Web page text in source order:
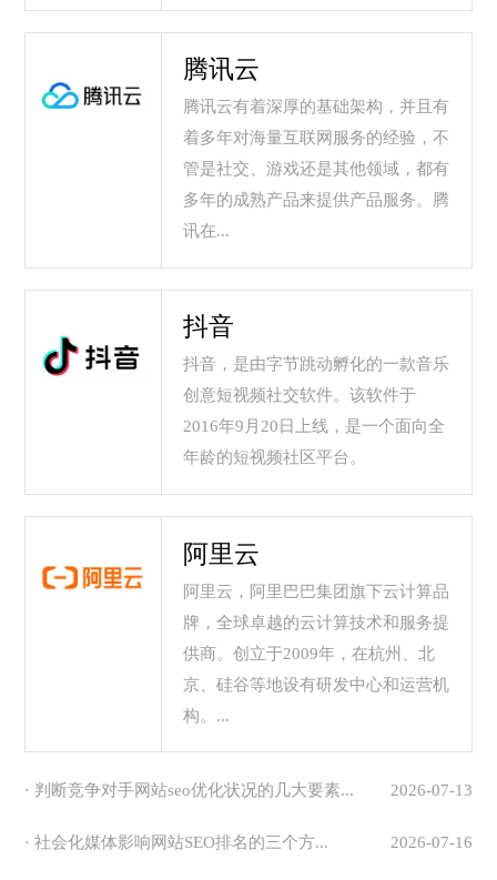
腾讯云
腾讯云有着深厚的基础架构，并且有
着多年对海量互联网服务的经验，不
管是社交、游戏还是其他领域，都有
多年的成熟产品来提供产品服务。腾
讯在...
抖音
抖音，是由字节跳动孵化的一款音乐
创意短视频社交软件。该软件于
2016年9月20日上线，是一个面向全
年龄的短视频社区平台。
阿里云
阿里云，阿里巴巴集团旗下云计算品
牌，全球卓越的云计算技术和服务提
供商。创立于2009年，在杭州、北
京、硅谷等地设有研发中心和运营机
构。...
2026-07-13
· 判断竞争对手网站seo优化状况的几大要素...
2026-07-16
· 社会化媒体影响网站SEO排名的三个方...